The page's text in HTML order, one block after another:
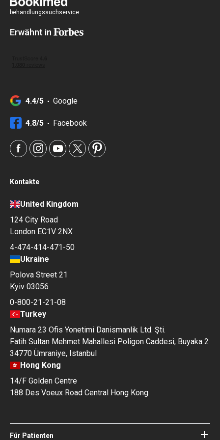
behandlungssuchservice
Erwähnt in
4.4/5 Google
4.8/5 Facebook
Kontakte
United Kingdom
124 City Road
London EC1V 2NX
4-474-414-471-50
Ukraine
Polova Street 21
Kyiv 03056
0-800-21-21-08
Turkey
Numara 23 Ofis Yonetimi Danismanlik Ltd. Şti.
Fatih Sultan Mehmet Mahallesi Poligon Caddesi, Buyaka 2
34770 Ümraniye, Istanbul
Hong Kong
14/F Golden Centre
188 Des Voeux Road Central Hong Kong
Für Patienten